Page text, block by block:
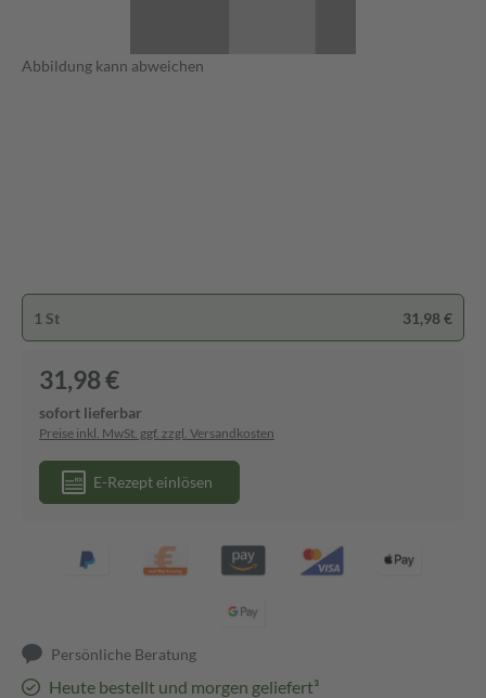
Abbildung kann abweichen
1 St 31,98 €
31,98 €
sofort lieferbar
Preise inkl. MwSt. ggf. zzgl. Versandkosten
E-Rezept einlösen
Persönliche Beratung
Heute bestellt und morgen geliefert³